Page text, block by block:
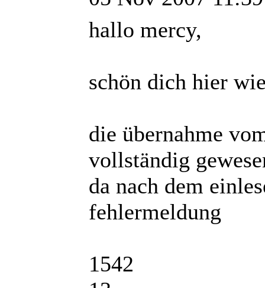
hallo mercy,
schön dich hier
die übernahme
vollständig
da nach dem
fehlermeldung
1542